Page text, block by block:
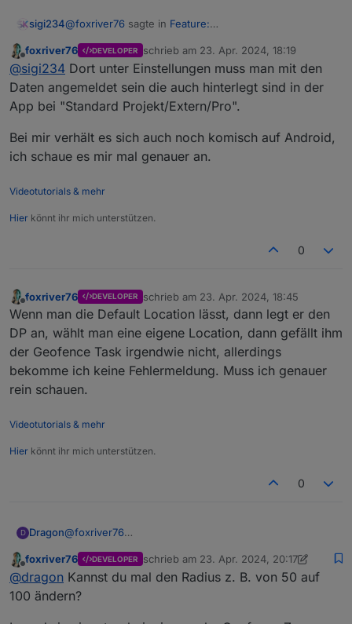
sigi234@foxriver76 sagte in Feature:
Sonst wichtig dass der Account im iot Adapter
hinterlegt ist, der in der App im Standard Projekt
hinterlegt ist.
Hier?
Offline
foxriver76 DEVELOPER schrieb am 23. Apr. 2024, 18:19
zuletzt editiert von
@sigi234 Dort unter Einstellungen muss man mit den
Daten angemeldet sein die auch hinterlegt sind in der
App bei "Standard Projekt/Extern/Pro".
Bei mir verhält es sich auch noch komisch auf Android,
ich schaue es mir mal genauer an.
Videotutorials & mehr
Hier könnt ihr mich unterstützen.
0
foxriver76 DEVELOPER schrieb am 23. Apr. 2024, 18:45
zuletzt editiert von
Wenn man die Default Location lässt, dann legt er den
DP an, wählt man eine eigene Location, dann gefällt ihm
der Geofence Task irgendwie nicht, allerdings
bekomme ich keine Fehlermeldung. Muss ich genauer
rein schauen.
Videotutorials & mehr
Hier könnt ihr mich unterstützen.
0
D Dragon@foxriver76
Werde es im Auge behalten. Die App bereist mehrfach
beendet und neu gestartet. Nichts passiert. Nun noch
mal und er macht es. Habe aber nichts an den
Offline
foxriver76 DEVELOPER schrieb am 23. Apr. 2024, 20:17
zuletzt editiert von foxriver76
@dragon Kannst du mal den Radius z. B. von 50 auf
100 ändern?